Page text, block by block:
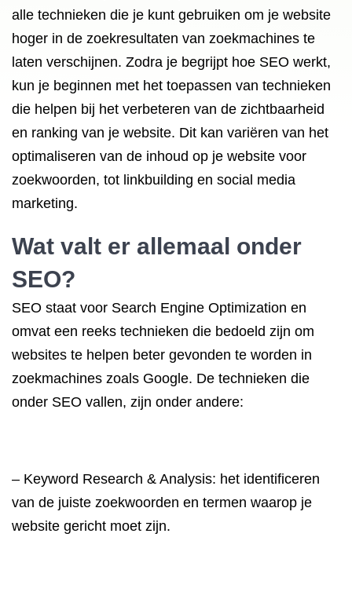
alle technieken die je kunt gebruiken om je website
hoger in de zoekresultaten van zoekmachines te
laten verschijnen. Zodra je begrijpt hoe SEO werkt,
kun je beginnen met het toepassen van technieken
die helpen bij het verbeteren van de zichtbaarheid
en ranking van je website. Dit kan variëren van het
optimaliseren van de inhoud op je website voor
zoekwoorden, tot linkbuilding en social media
marketing.
Wat valt er allemaal onder
SEO?
SEO staat voor Search Engine Optimization en
omvat een reeks technieken die bedoeld zijn om
websites te helpen beter gevonden te worden in
zoekmachines zoals Google. De technieken die
onder SEO vallen, zijn onder andere:
– Keyword Research & Analysis: het identificeren
van de juiste zoekwoorden en termen waarop je
website gericht moet zijn.